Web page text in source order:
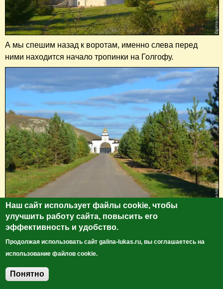
А мы спешим назад к воротам, именно слева перед
ними находится начало тропинки на Голгофу.
Сразу оговорюсь, подумайте прежде, чем подниматься
на гору, в жару или в дождь этот путь может быть очень
трудным.
Наш сайт использует файлы cookie, чтобы
улучшить работу сайта, повысить его
эффективность и удобство.
Продолжая использовать сайт galina-lukas.ru, вы соглашаетесь на
использование файлов cookie.
Понятно